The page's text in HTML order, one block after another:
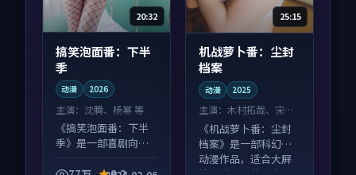
20:32
搞笑泡面番：下半
季
动漫 2026
主演： 沈腾、杨幂 等
《搞笑泡面番：下半
季》是一部喜剧向动
25:15
机战萝卜番：尘封
档案
动漫 2025
主演：木村拓哉、宋慧
乔 等
《机战萝卜番：尘封
档案》是一部科幻向
动漫作品，适合大屏